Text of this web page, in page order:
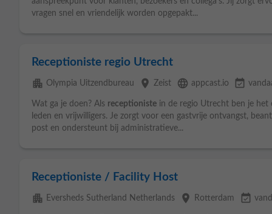
vragen snel en vriendelijk worden opgepakt...
Receptioniste regio Utrecht
apartment Olympia Uitzendbureau place Zeist language appcast.io event_available
Wat ga je doen? Als receptioniste in de regio Utrecht ben je het
leden en vrijwilligers. Je zorgt voor een gastvrije ontvangst,
post en ondersteunt bij administratieve...
Receptioniste / Facility Host
apartment Eversheds Sutherland Netherlands place Rotterdam event_available